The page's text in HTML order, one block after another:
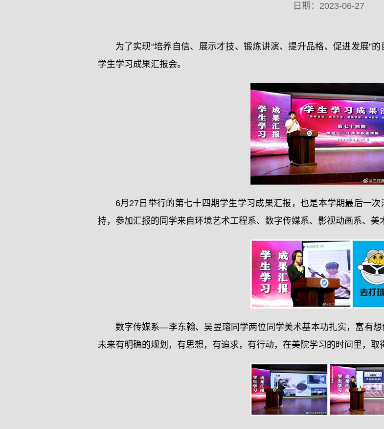
日期：2023-06-27
为了实现“培养自信、展示才技、锻炼讲演、提升品格、促进发展”
学生学习成果汇报会。
6月27日举行的第七十四期学生学习成果汇报，也是本学期最后一
持，参加汇报的同学来自环境艺术工程系、数字传媒系、影视动画系、美
数字传媒系—李东翰、吴昱瑢同学两位同学美术基本功扎实，富有
未来有明确的规划，有思想，有追求，有行动，在美院学习的时间里，取